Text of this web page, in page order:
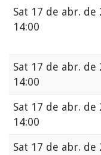
Sat 17 de abr. de
14:00
Sat 17 de abr. de
14:00
Sat 17 de abr. de
14:00
Sat 17 de abr. de